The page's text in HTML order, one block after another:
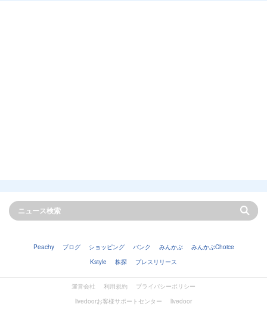
Peachy ブログ ショッピング バンク みんかぶ
みんかぶChoice
Kstyle
株探 プレスリリース
運営会社 利用規約
プライバシーポリシー
livedoorお客様サポートセンター
livedoor